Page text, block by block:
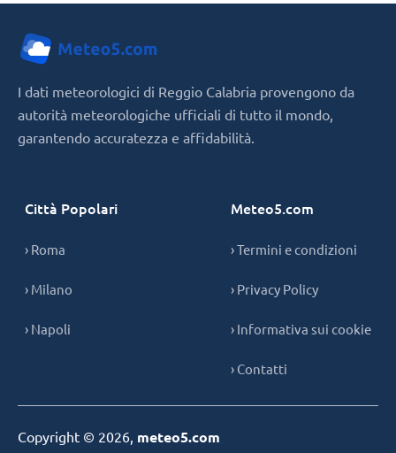
I dati meteorologici di Reggio Calabria provengono da
autorità meteorologiche ufficiali di tutto il mondo,
garantendo accuratezza e affidabilità.
Città Popolari
› Roma
› Milano
› Napoli
Meteo5.com
› Termini e condizioni
› Privacy Policy
› Informativa sui cookie
› Contatti
Copyright © 2026, meteo5.com